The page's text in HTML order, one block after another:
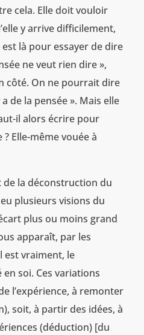
cela. Elle doit vouloir
y arrive difficilement,
est là pour essayer de dire
ne veut rien dire »,
côté. On ne pourrait dire
de la pensée ». Mais elle
il alors écrire pour
Elle-même vouée à
de la déconstruction du
plusieurs visions du
plus ou moins grand
apparaît, par les
est vraiment, le
soi. Ces variations
l’expérience, à remonter
soit, à partir des idées, à
(déduction) [du